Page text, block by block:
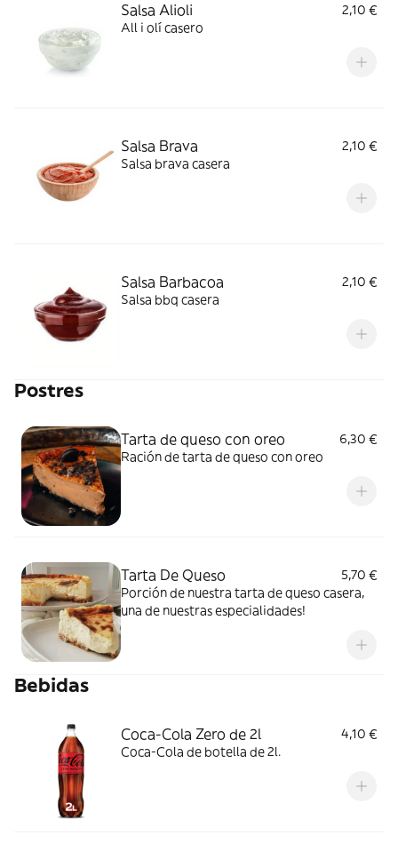
Salsa Alioli
2,10 €
All i olí casero
Salsa Brava
2,10 €
Salsa brava casera
Salsa Barbacoa
2,10 €
Salsa bbq casera
Postres
Tarta de queso con oreo
6,30 €
Ración de tarta de queso con oreo
Tarta De Queso
5,70 €
Porción de nuestra tarta de queso casera,
una de nuestras especialidades!
Bebidas
Coca-Cola Zero de 2l
4,10 €
Coca-Cola de botella de 2l.